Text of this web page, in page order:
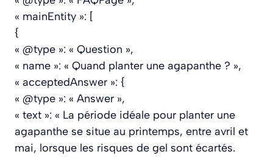
« mainEntity »: [
{
« @type »: « Question »,
« name »: « Quand planter une agapanthe ? »,
« acceptedAnswer »: {
« @type »: « Answer »,
« text »: « La période idéale pour planter une
agapanthe se situe au printemps, entre avril et
mai, lorsque les risques de gel sont écartés.